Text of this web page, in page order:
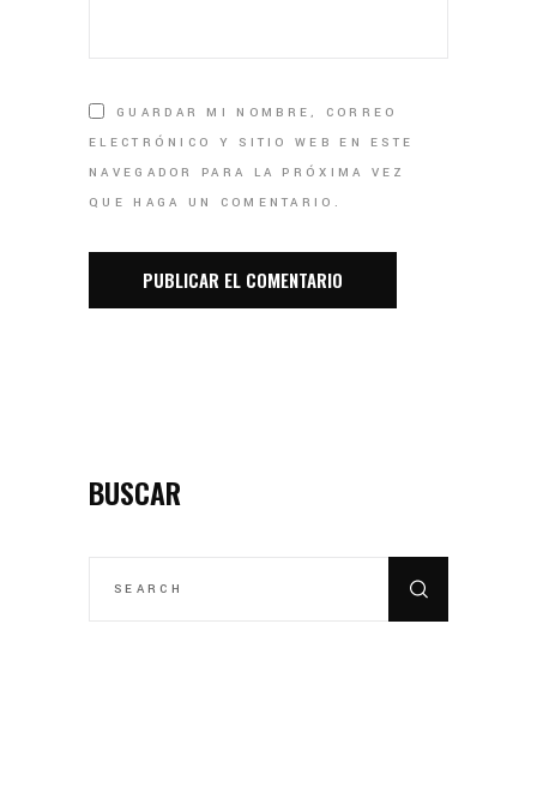
GUARDAR MI NOMBRE, CORREO
ELECTRÓNICO Y SITIO WEB EN ESTE
NAVEGADOR PARA LA PRÓXIMA VEZ
QUE HAGA UN COMENTARIO.
BUSCAR